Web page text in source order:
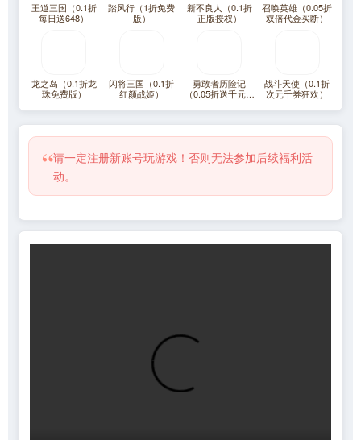
王道三国（0.1折
每日送648）
踏风行（1折免费
版）
新不良人（0.1折
正版授权）
召唤英雄（0.05折
双倍代金买断）
龙之岛（0.1折龙
珠免费版）
闪将三国（0.1折
红颜战姬）
勇敢者历险记
（0.05折送千元代
战斗天使（0.1折
次元千券狂欢）
“请一定注册新账号玩游戏！否则无法参加后续福利活
动。